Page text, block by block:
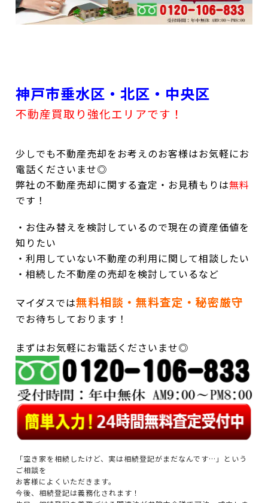
神戸市垂水区・北区・中央区
不動産買取り強化エリアです！
少しでも不動産売却をお考えのお客様はお気軽にお
電話くださいませ◎
弊社の不動産売却に関する査定・お見積もりは無料
です！
・お住み替えを検討しているので現在の資産価値を
知りたい
・利用していない不動産の利用に関して相談したい
・相続した不動産の売却を検討しているなど
マイダスでは無料相談・無料査定・秘密厳守
でお待ちしております！
まずはお気軽にお電話くださいませ◎
「空き家を相続したけど、実は相続登記がまだなんです…」という
ご相談を
お客様によくいただきます。
今後、相続登記は義務化されます！